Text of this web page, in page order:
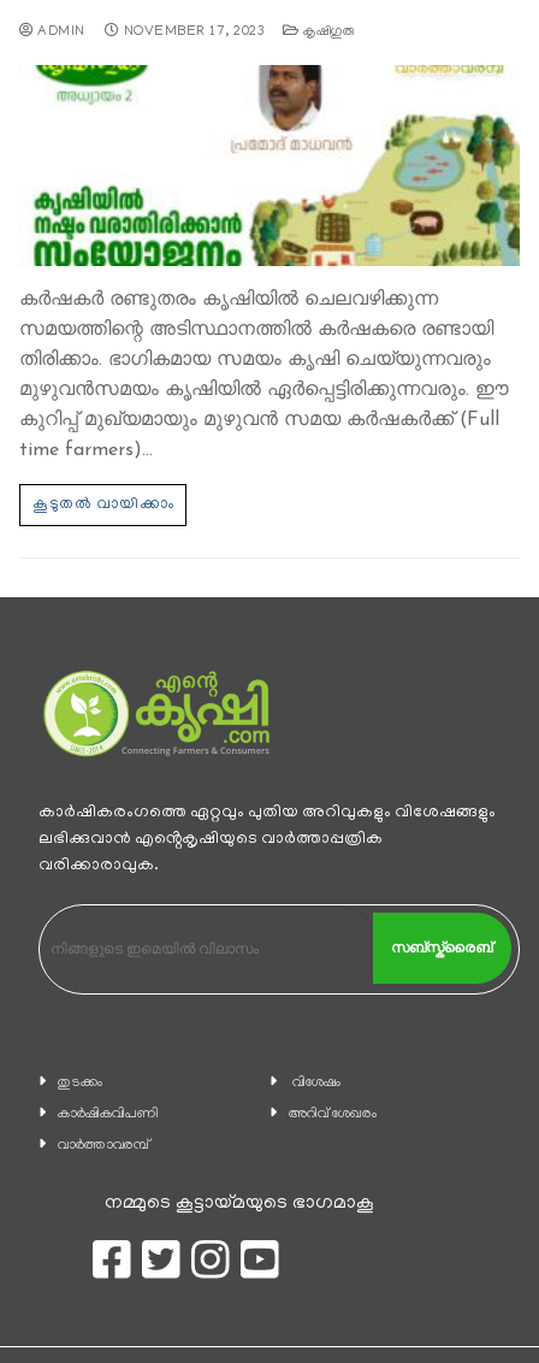
ADMIN NOVEMBER 17, 2023 കൃഷിഗുരു
കര്‍ഷകര്‍ രണ്ടുതരം കൃഷിയില്‍ ചെലവഴിക്കുന്ന
സമയത്തിന്റെ അടിസ്ഥാനത്തില്‍ കര്‍ഷകരെ രണ്ടായി
തിരിക്കാം. ഭാഗികമായ സമയം കൃഷി ചെയ്യുന്നവരും
മുഴുവന്‍സമയം കൃഷിയില്‍ ഏര്‍പ്പെട്ടിരിക്കുന്നവരും. ഈ
കുറിപ്പ് മുഖ്യമായും മുഴുവൻ സമയ കർഷകർക്ക് (Full
time farmers)…
കാര്‍ഷികരംഗത്തെ ഏറ്റവും പുതിയ അറിവുകളും വിശേഷങ്ങളും
ലഭിക്കുവാന്‍ എൻ്റെകൃഷിയുടെ വാര്‍ത്താപ്പത്രിക
വരിക്കാരാവുക.
സബ്സ്ക്രൈബ്
തുടക്കം
കാ‍ർഷികവിപണി
വാര്‍ത്താവരമ്പ്
വിശേഷം
അറിവ് ശേഖരം
നമ്മുടെ കൂട്ടായ്മയുടെ ഭാഗമാകൂ